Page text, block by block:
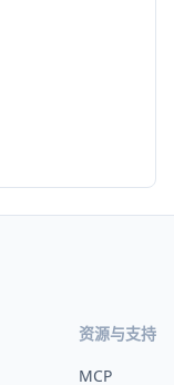
资源与支持
MCP